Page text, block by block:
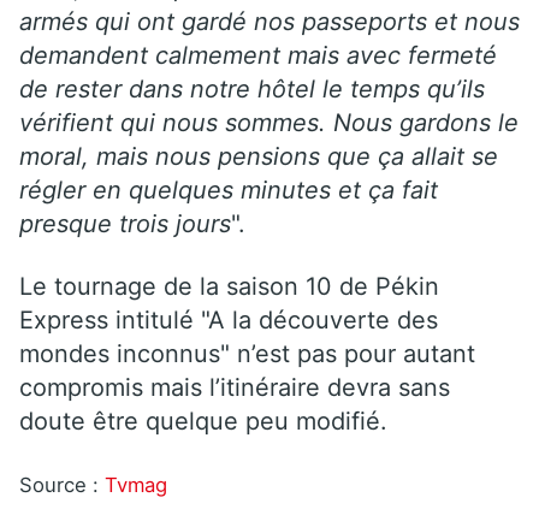
armés qui ont gardé nos passeports et nous
demandent calmement mais avec fermeté
de rester dans notre hôtel le temps qu’ils
vérifient qui nous sommes. Nous gardons le
moral, mais nous pensions que ça allait se
régler en quelques minutes et ça fait
presque trois jours".
Le tournage de la saison 10 de Pékin
Express intitulé "A la découverte des
mondes inconnus" n’est pas pour autant
compromis mais l’itinéraire devra sans
doute être quelque peu modifié.
Source : Tvmag